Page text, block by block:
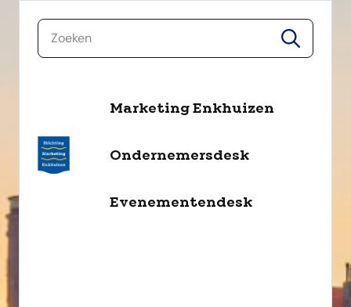
Marketing Enkhuizen
Ondernemersdesk
Evenementendesk
zoeken
zoeken